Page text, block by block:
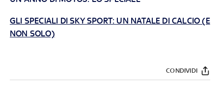
GLI SPECIALI DI SKY SPORT: UN NATALE DI CALCIO (E
NON SOLO)
CONDIVIDI